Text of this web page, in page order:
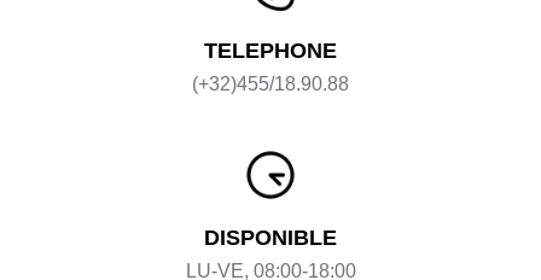
TELEPHONE
(+32)455/18.90.88
DISPONIBLE
LU-VE, 08:00-18:00